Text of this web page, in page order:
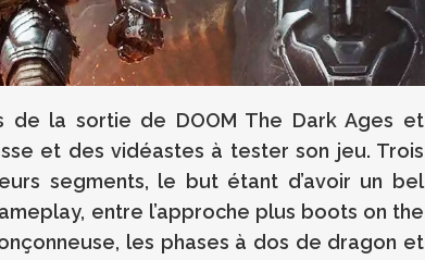
de la sortie de DOOM The Dark Ages et
et des vidéastes à tester son jeu. Trois
segments, le but étant d’avoir un bel
entre l’approche plus boots on the
les phases à dos de dragon et